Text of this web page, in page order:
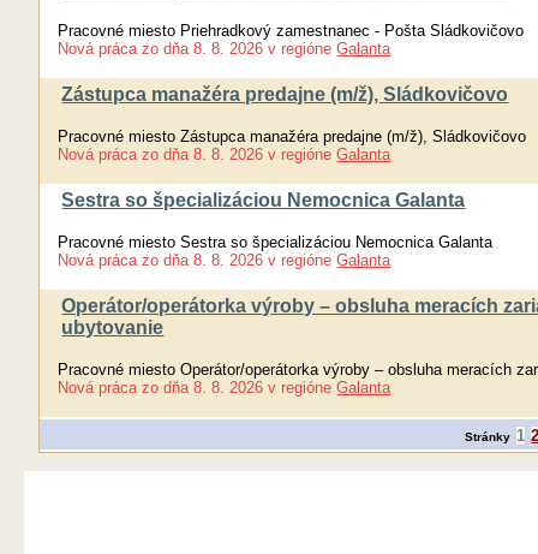
Pracovné miesto Priehradkový zamestnanec - Pošta Sládkovičovo
Nová práca zo dňa 8. 8. 2026 v regióne Galanta
Zástupca manažéra predajne (m/ž), Sládkovičovo
Pracovné miesto Zástupca manažéra predajne (m/ž), Sládkovičovo
Nová práca zo dňa 8. 8. 2026 v regióne Galanta
Sestra so špecializáciou Nemocnica Galanta
Pracovné miesto Sestra so špecializáciou Nemocnica Galanta
Nová práca zo dňa 8. 8. 2026 v regióne Galanta
Operátor/operátorka výroby – obsluha meracích
ubytovanie
Pracovné miesto Operátor/operátorka výroby – obsluha meracích
Nová práca zo dňa 8. 8. 2026 v regióne Galanta
Stránky 1